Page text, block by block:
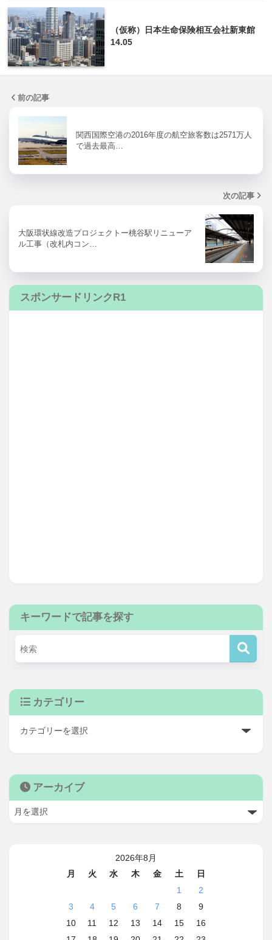
（仮称）日本生命保険相互会社新東館
14.05
前の記事
関西国際空港の2016年度の航空旅客数は2571万人
で過去最高…
次の記事
大阪環状線改造プロジェクトー桃谷駅リニューア
ル工事（改札内コン…
スポンサードリンクR1
キーワードで記事を探す
カテゴリー
アーカイブ
2026年8月
月
火 水 木 金 土
日
1
2
3
4 5 6 7 8
9
10
11 12 13 14 15
16